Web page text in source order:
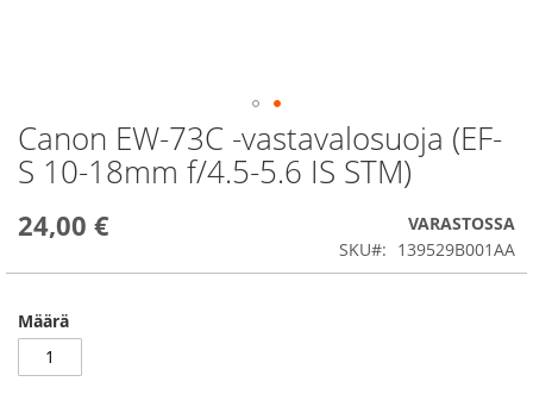
Canon EW-73C -vastavalosuoja (EF-
S 10-18mm f/4.5-5.6 IS STM)
24,00 €
VARASTOSSA
SKU
139529B001AA
Määrä
Skip
to
the
of